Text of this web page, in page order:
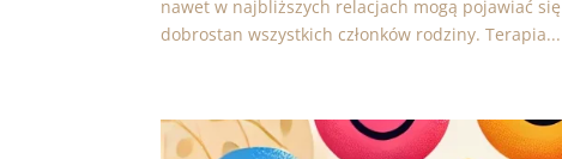
nawet w najbliższych relacjach mogą pojawiać
dobrostan wszystkich członków rodziny. Terapia...